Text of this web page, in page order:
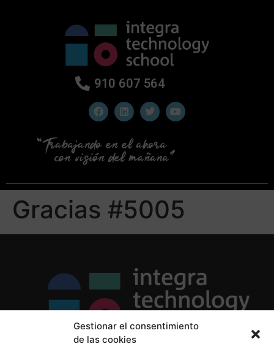
Gestionar el consentimiento
de las cookies
910 607 564
Gracias #5005